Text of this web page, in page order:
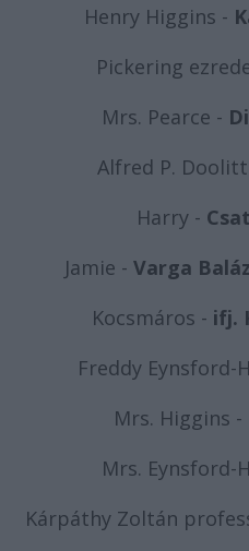
Henry Higgins -
Pickering
Mrs. Pearce -
Alfred P.
Harry -
Jamie - Varga
Kocsmáros - ifj.
Freddy Eynsford-
Mrs. Higgins -
Mrs. Eynsford-
Kárpáthy Zoltán